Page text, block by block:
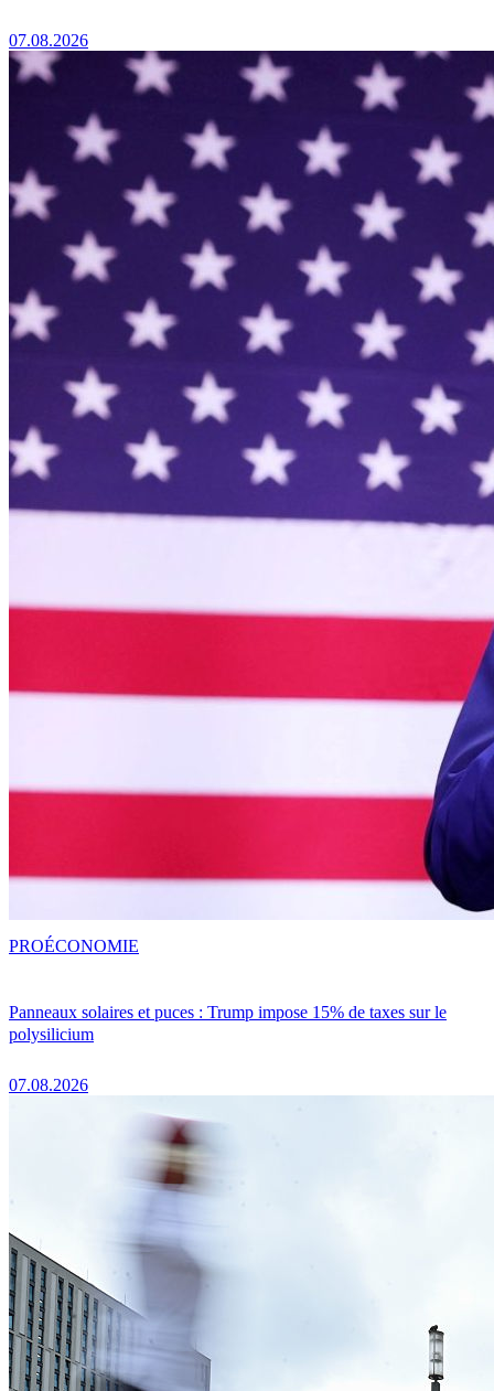
07.08.2026
Panneaux solaires et puces : Trump impose 15% de taxes sur le
polysilicium
07.08.2026
PROÉCONOMIE